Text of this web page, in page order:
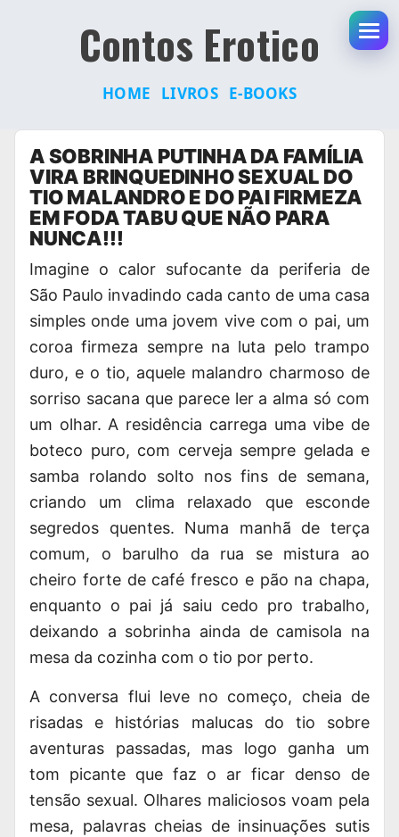
Contos Erotico
HOME LIVROS E-BOOKS
Pular
para
conteúdo
A SOBRINHA PUTINHA DA FAMÍLIA
VIRA BRINQUEDINHO SEXUAL DO
TIO MALANDRO E DO PAI FIRMEZA
EM FODA TABU QUE NÃO PARA
NUNCA!!!
Imagine o calor sufocante da periferia de
São Paulo invadindo cada canto de uma casa
simples onde uma jovem vive com o pai, um
coroa firmeza sempre na luta pelo trampo
duro, e o tio, aquele malandro charmoso de
sorriso sacana que parece ler a alma só com
um olhar. A residência carrega uma vibe de
boteco puro, com cerveja sempre gelada e
samba rolando solto nos fins de semana,
criando um clima relaxado que esconde
segredos quentes. Numa manhã de terça
comum, o barulho da rua se mistura ao
cheiro forte de café fresco e pão na chapa,
enquanto o pai já saiu cedo pro trabalho,
deixando a sobrinha ainda de camisola na
mesa da cozinha com o tio por perto.
A conversa flui leve no começo, cheia de
risadas e histórias malucas do tio sobre
aventuras passadas, mas logo ganha um
tom picante que faz o ar ficar denso de
tensão sexual. Olhares maliciosos voam pela
mesa, palavras cheias de insinuações sutis